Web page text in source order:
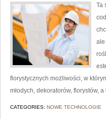
Ta
ale
florystycznych możliwości, w
młodych, dekoratorów, florystów,
CATEGORIES: NOWE TECHNOLOGIE